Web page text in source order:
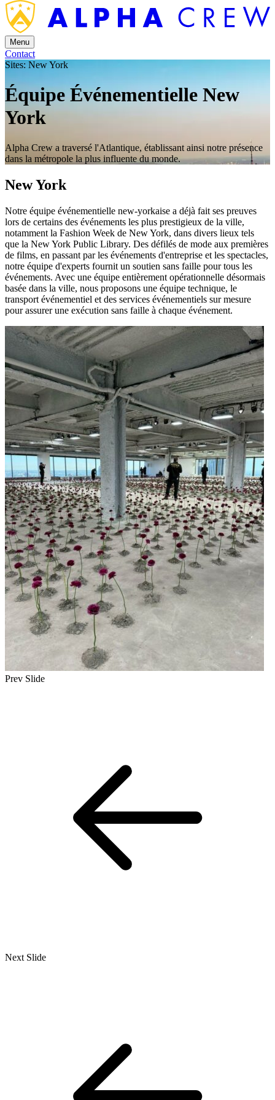
Menu
Contact
Sites: New York
Équipe Événementielle New
York
Alpha Crew a traversé l'Atlantique, établissant ainsi notre présence
dans la métropole la plus influente du monde.
New York
Notre équipe événementielle new-yorkaise a déjà fait ses preuves
lors de certains des événements les plus prestigieux de la ville,
notamment la Fashion Week de New York, dans divers lieux tels
que la New York Public Library. Des défilés de mode aux premières
de films, en passant par les événements d'entreprise et les spectacles,
notre équipe d'experts fournit un soutien sans faille pour tous les
événements. Avec une équipe entièrement opérationnelle désormais
basée dans la ville, nous proposons une équipe technique, le
transport événementiel et des services événementiels sur mesure
pour assurer une exécution sans faille à chaque événement.
Prev Slide
Next Slide